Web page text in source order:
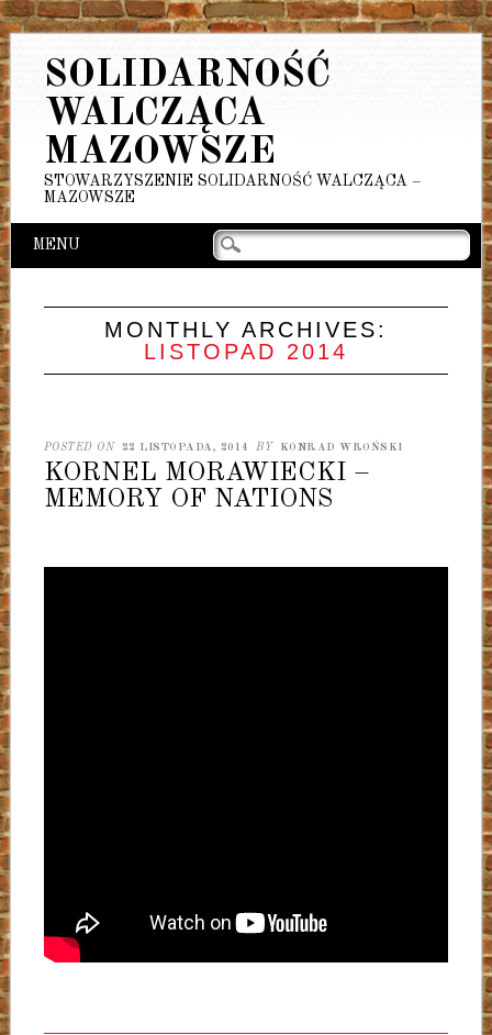
SOLIDARNOŚĆ
WALCZĄCA
MAZOWSZE
STOWARZYSZENIE SOLIDARNOŚĆ WALCZĄCA –
MAZOWSZE
Main menu
Skip
to
content
MENU
MONTHLY ARCHIVES:
LISTOPAD 2014
POSTED ON 22 LISTOPADA, 2014 BY KONRAD WROŃSKI
KORNEL MORAWIECKI –
MEMORY OF NATIONS